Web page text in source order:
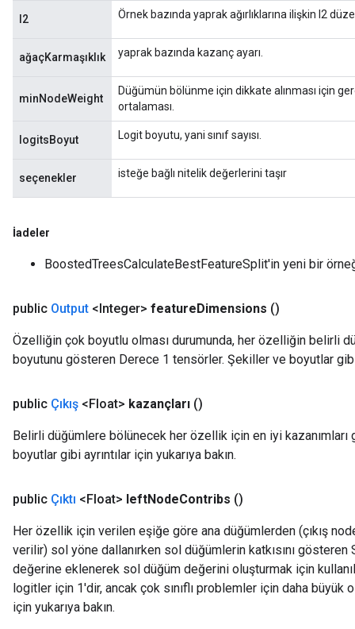
l2 Örnek bazında yaprak ağırlıklarına ilişkin l2
ağaçKarmaşıklık yaprak bazında kazanç ayarı.
minNodeWeight
Düğümün bölünme için dikkate alınması için
ortalaması.
logitsBoyut Logit boyutu, yani sınıf sayısı.
seçenekler isteğe bağlı nitelik değerlerini taşır
İadeler
BoostedTreesCalculateBestFeatureSplit'in yeni bir
public Output <Integer> featureDimensions ()
Özelliğin çok boyutlu olması durumunda, her özelliğin belirli
boyutunu gösteren Derece 1 tensörler. Şekiller ve boyutlar gibi
public Çıkış <Float> kazançları ()
Belirli düğümlere bölünecek her özellik için en iyi
boyutlar gibi ayrıntılar için yukarıya bakın.
public Çıktı <Float> leftNodeContribs ()
Her özellik için verilen eşiğe göre ana düğümlerden (çıkış
verilir) sol yöne dallanırken sol düğümlerin katkısını gösteren
değerine eklenerek sol düğüm değerini oluşturmak için
logitler için 1'dir, ancak çok sınıflı problemler için daha büyük
için yukarıya bakın.